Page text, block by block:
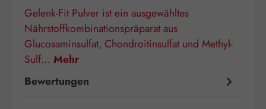
Gelenk-Fit Pulver ist ein ausgewähltes
Nährstoffkombinationspräparat aus
Glucosaminsulfat, Chondroitinsulfat und Methyl-
Sulf… Mehr
Bewertungen